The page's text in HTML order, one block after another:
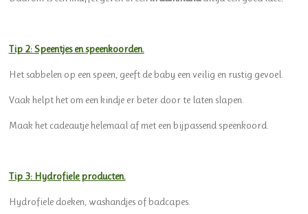
Tip 2: Speentjes en speenkoorden.
Het sabbelen op een speen, geeft de baby een veilig en rustig gevoel.
Vaak helpt het om een kindje er beter door te laten slapen.
Maak het cadeautje helemaal af met een bijpassend speenkoord.
Tip 3: Hydrofiele producten.
Hydrofiele doeken, washandjes of badcapes.